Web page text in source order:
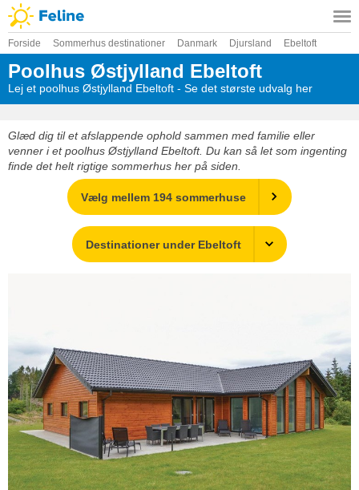
Forside Sommerhus destinationer Danmark Djursland Ebeltoft
Poolhus Østjylland Ebeltoft
Lej et poolhus Østjylland Ebeltoft - Se det største udvalg her
Glæd dig til et afslappende ophold sammen med familie eller
venner i et poolhus Østjylland Ebeltoft. Du kan så let som ingenting
finde det helt rigtige sommerhus her på siden.
Vælg mellem 194 sommerhuse
Destinationer under Ebeltoft